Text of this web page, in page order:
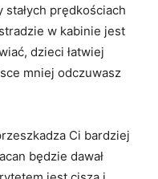
stałych prędkościach
w kabinie jest
dzieci łatwiej
mniej odczuwasz
Ci bardziej
będzie dawał